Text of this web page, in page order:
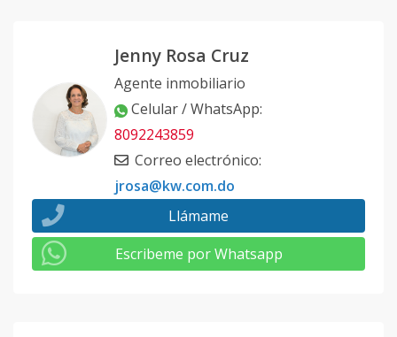
Jenny Rosa Cruz
Agente inmobiliario
Celular / WhatsApp:
8092243859
Correo electrónico:
jrosa@kw.com.do
Llámame
Escribeme por Whatsapp